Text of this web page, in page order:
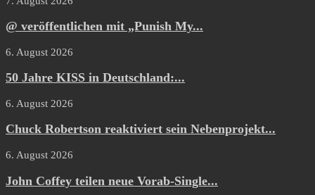
@ veröffentlichen mit „Punish My...
6. August 2026
50 Jahre KISS in Deutschland:...
6. August 2026
Chuck Robertson reaktiviert sein Nebenprojekt...
6. August 2026
John Coffey teilen neue Vorab-Single...